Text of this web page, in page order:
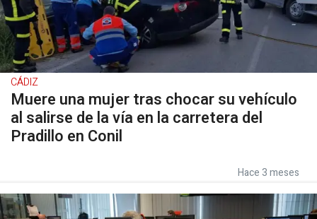
CÁDIZ
Muere una mujer tras chocar su vehículo
al salirse de la vía en la carretera del
Pradillo en Conil
Hace 3 meses